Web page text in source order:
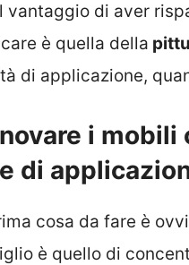
vantaggio di aver
è quella della
di applicazione,
i
di
cosa da fare è
è quello di